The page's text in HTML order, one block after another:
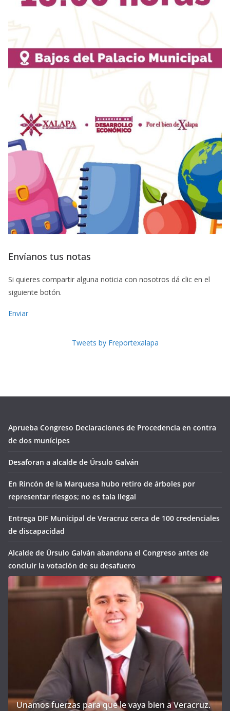
Envíanos tus notas
Si quieres compartir alguna noticia con nosotros dá clic en el
siguiente botón.
Enviar
Tweets by Freportexalapa
Aprueba Congreso Declaraciones de Procedencia en contra
de dos munícipes
Desaforan a alcalde de Úrsulo Galván
En Rincón de la Marquesa hubo retiro de árboles por
representar riesgos; no es tala ilegal
Entrega DIF Municipal de Veracruz cerca de 100 credenciales
de discapacidad
Alcalde de Úrsulo Galván abandona el Congreso antes de
concluir la votación de su desafuero
Unamos fuerzas para que le vaya bien a Veracruz.